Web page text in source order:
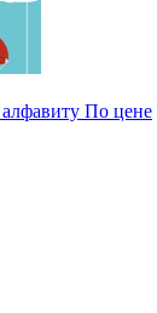
По цене